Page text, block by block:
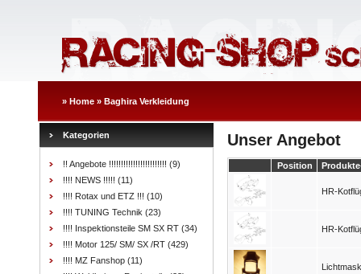
» Home » Baghira Verkleidung
Kategorien
!! Angebote !!!!!!!!!!!!!!!!!!!!!!!! (9)
!!!! NEWS !!!!! (11)
!!!! Rotax und ETZ !!! (10)
!!!! TUNING Technik (23)
!!!! Inspektionsteile SM SX RT (34)
!!!! Motor 125/ SM/ SX /RT (429)
!!!! MZ Fanshop (11)
Unser Angebot
Position
HR-
HR-